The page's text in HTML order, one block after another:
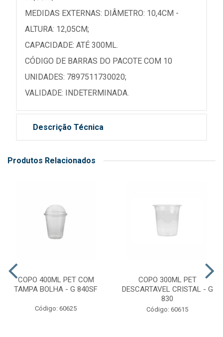
MEDIDAS EXTERNAS: DIÂMETRO: 10,4CM -
ALTURA: 12,05CM;
CAPACIDADE: ATÉ 300ML.
CÓDIGO DE BARRAS DO PACOTE COM 10
UNIDADES: 7897511730020;
VALIDADE: INDETERMINADA.
Descrição Técnica
Produtos Relacionados
COPO 400ML PET COM
TAMPA BOLHA - G 840SF
Código: 60625
COPO 300ML PET
DESCARTAVEL CRISTAL - G
830
Código: 60615